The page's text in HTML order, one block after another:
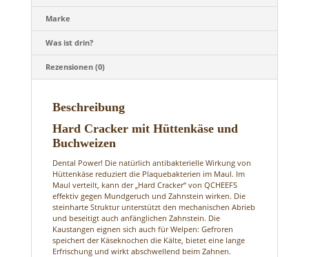
Marke
Was ist drin?
Rezensionen (0)
Beschreibung
Hard Cracker mit Hüttenkäse und
Buchweizen
Dental Power! Die natürlich antibakterielle Wirkung von
Hüttenkäse reduziert die Plaquebakterien im Maul. Im
Maul verteilt, kann der „Hard Cracker“ von QCHEEFS
effektiv gegen Mundgeruch und Zahnstein wirken. Die
steinharte Struktur unterstützt den mechanischen Abrieb
und beseitigt auch anfänglichen Zahnstein. Die
Kaustangen eignen sich auch für Welpen: Gefroren
speichert der Käseknochen die Kälte, bietet eine lange
Erfrischung und wirkt abschwellend beim Zahnen.